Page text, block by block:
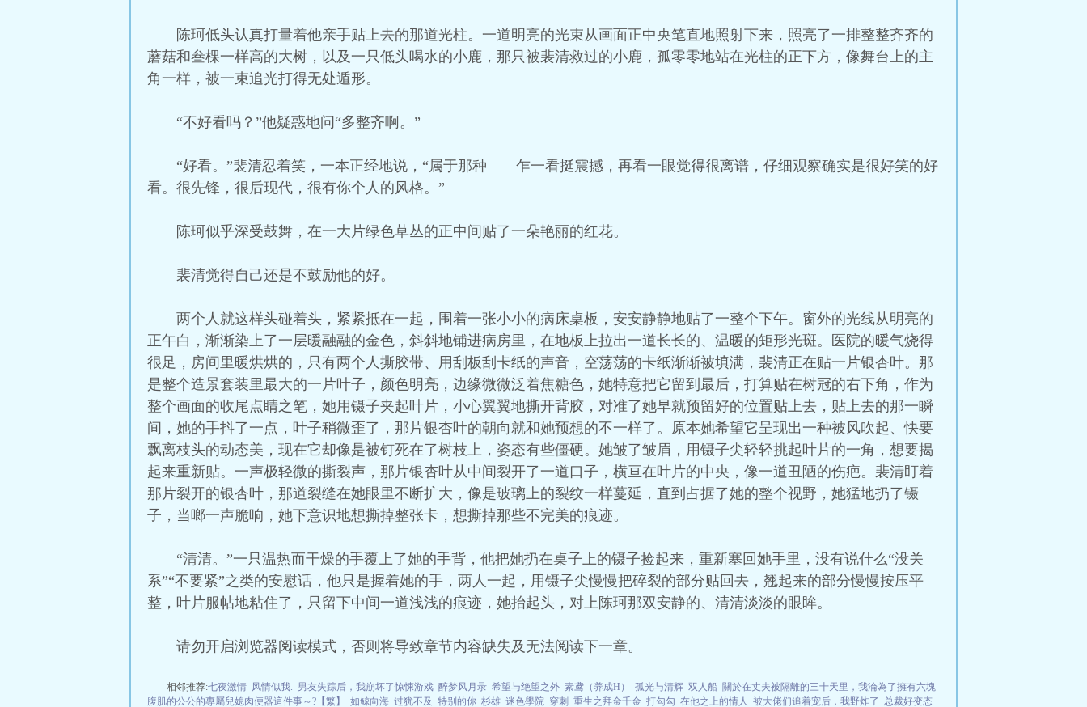
陈珂低头认真打量着他亲手贴上去的那道光柱。一道明亮的光束从画面正中央笔直地照射下来，照亮了一排整整齐齐的
蘑菇和叁棵一样高的大树，以及一只低头喝水的小鹿，那只被裴清救过的小鹿，孤零零地站在光柱的正下方，像舞台上的主
角一样，被一束追光打得无处遁形。
“不好看吗？”他疑惑地问“多整齐啊。”
“好看。”裴清忍着笑，一本正经地说，“属于那种——乍一看挺震撼，再看一眼觉得很离谱，仔细观察确实是很好笑的好
看。很先锋，很后现代，很有你个人的风格。”
陈珂似乎深受鼓舞，在一大片绿色草丛的正中间贴了一朵艳丽的红花。
裴清觉得自己还是不鼓励他的好。
两个人就这样头碰着头，紧紧抵在一起，围着一张小小的病床桌板，安安静静地贴了一整个下午。窗外的光线从明亮的
正午白，渐渐染上了一层暖融融的金色，斜斜地铺进病房里，在地板上拉出一道长长的、温暖的矩形光斑。医院的暖气烧得
很足，房间里暖烘烘的，只有两个人撕胶带、用刮板刮卡纸的声音，空荡荡的卡纸渐渐被填满，裴清正在贴一片银杏叶。那
是整个造景套装里最大的一片叶子，颜色明亮，边缘微微泛着焦糖色，她特意把它留到最后，打算贴在树冠的右下角，作为
整个画面的收尾点睛之笔，她用镊子夹起叶片，小心翼翼地撕开背胶，对准了她早就预留好的位置贴上去，贴上去的那一瞬
间，她的手抖了一点，叶子稍微歪了，那片银杏叶的朝向就和她预想的不一样了。原本她希望它呈现出一种被风吹起、快要
飘离枝头的动态美，现在它却像是被钉死在了树枝上，姿态有些僵硬。她皱了皱眉，用镊子尖轻轻挑起叶片的一角，想要揭
起来重新贴。一声极轻微的撕裂声，那片银杏叶从中间裂开了一道口子，横亘在叶片的中央，像一道丑陋的伤疤。裴清盯着
那片裂开的银杏叶，那道裂缝在她眼里不断扩大，像是玻璃上的裂纹一样蔓延，直到占据了她的整个视野，她猛地扔了镊
子，当啷一声脆响，她下意识地想撕掉整张卡，想撕掉那些不完美的痕迹。
“清清。”一只温热而干燥的手覆上了她的手背，他把她扔在桌子上的镊子捡起来，重新塞回她手里，没有说什么“没关
系”“不要紧”之类的安慰话，他只是握着她的手，两人一起，用镊子尖慢慢把碎裂的部分贴回去，翘起来的部分慢慢按压平
整，叶片服帖地粘住了，只留下中间一道浅浅的痕迹，她抬起头，对上陈珂那双安静的、清清淡淡的眼眸。
请勿开启浏览器阅读模式，否则将导致章节内容缺失及无法阅读下一章。
相邻推荐:七夜激情 风情似我. 男友失踪后，我崩坏了惊悚游戏 醉梦风月录 希望与绝望之外 素鸢（养成H） 孤光与清辉 双人船 關於在丈夫被隔離的三十天里，我淪為了擁有六塊
腹肌的公公的專屬兒媳肉便器這件事～?【繁】
如鲸向海 过犹不及 特别的你 杉雄 迷色學院 穿刺 重生之拜金千金 打勾勾 在他之上的情人 被大佬们追着宠后，我野炸了 总裁好变态